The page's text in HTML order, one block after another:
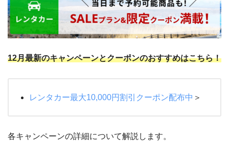
12月最新のキャンペーンとクーポンのおすすめはこちら！
レンタカー最大10,000円割引クーポン配布中 ＞
各キャンペーンの詳細について解説します。